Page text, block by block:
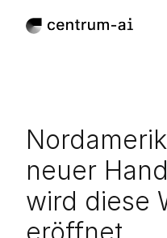
neuer
wird diese